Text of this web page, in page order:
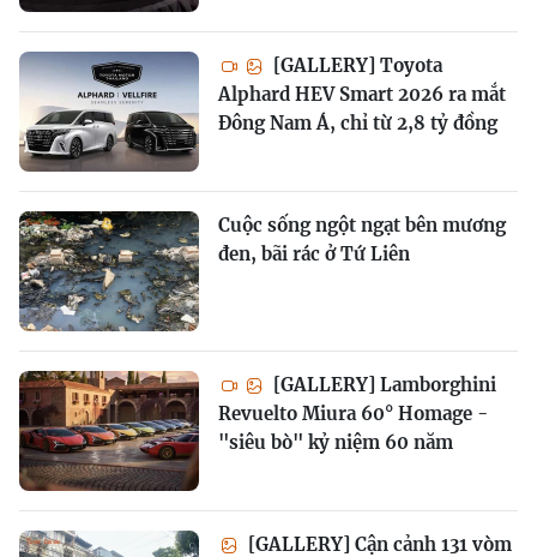
[GALLERY] Toyota
Alphard HEV Smart 2026 ra mắt
Đông Nam Á, chỉ từ 2,8 tỷ đồng
Cuộc sống ngột ngạt bên mương
đen, bãi rác ở Tứ Liên
[GALLERY] Lamborghini
Revuelto Miura 60° Homage -
"siêu bò" kỷ niệm 60 năm
[GALLERY] Cận cảnh 131 vòm